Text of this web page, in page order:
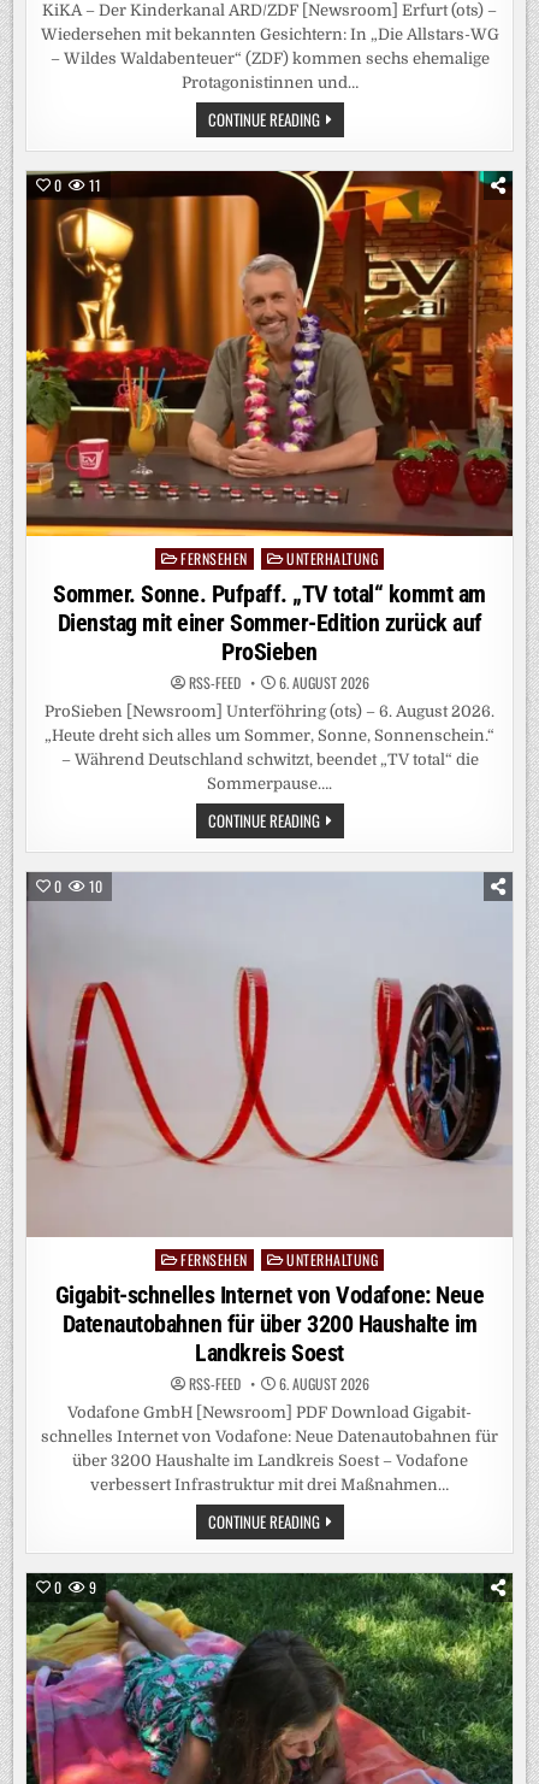
KiKA – Der Kinderkanal ARD/ZDF [Newsroom] Erfurt (ots) –
Wiedersehen mit bekannten Gesichtern: In „Die Allstars-WG
– Wildes Waldabenteuer“ (ZDF) kommen sechs ehemalige
Protagonistinnen und…
CONTINUE READING„DIE
ALLSTARS-
WG
–
WILDES
WALDABENTEUER“
AB
SOFORT
BEI
KIKA
/
DOKU-
PREMIERE
ZEIGT
OUTDOOR-
ACTION
UND
WG-
ALLTAG
OHNE
ELTERN
0 11
PostedFERNSEHEN UNTERHALTUNG
Sommer. Sonne. Pufpaff. „TV total“ kommt am
Dienstag mit einer Sommer-Edition zurück auf
ProSieben
RSS-FEED 6. AUGUST 2026
ProSieben [Newsroom] Unterföhring (ots) – 6. August 2026.
„Heute dreht sich alles um Sommer, Sonne, Sonnenschein.“
– Während Deutschland schwitzt, beendet „TV total“ die
Sommerpause….
CONTINUE READINGSOMMER.
SONNE.
PUFPAFF.
„TV
SOMMER-
PROSIEBEN
0 10
PostedFERNSEHEN UNTERHALTUNG
Gigabit-schnelles Internet von Vodafone: Neue
Datenautobahnen für über 3200 Haushalte im
Landkreis Soest
RSS-FEED 6. AUGUST 2026
Vodafone GmbH [Newsroom] PDF Download Gigabit-
schnelles Internet von Vodafone: Neue Datenautobahnen für
über 3200 Haushalte im Landkreis Soest – Vodafone
verbessert Infrastruktur mit drei Maßnahmen…
CONTINUE READINGGIGABIT-
SCHNELLES
INTERNET
VODAFONE:
NEUE
DATENAUTOBAHNEN
FÜR
ÜBER
3200
HAUSHALTE
IM
LANDKREIS
SOEST
0 9